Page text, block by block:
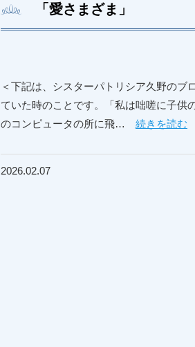
「愛さまざま」
＜下記は、シスターパトリシア久野のブ
ていた時のことです。「私は咄嗟に子供
のコンピュータの所に飛… 続きを読む
2026.02.07